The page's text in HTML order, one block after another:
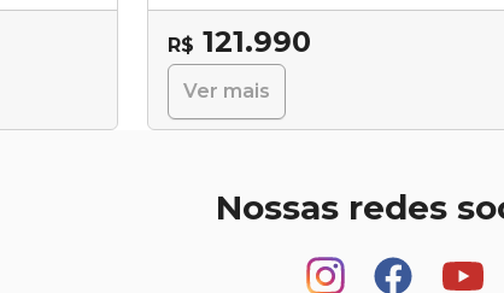
R$ 121.990
Ver mais
Nossas redes